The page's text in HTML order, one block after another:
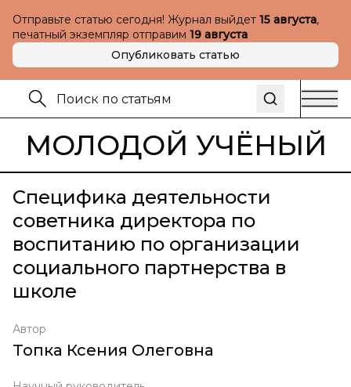
Отправьте статью сегодня! Журнал выйдет 15 августа,
печатный экземпляр отправим 19 августа
Опубликовать статью
МОЛОДОЙ УЧЁНЫЙ
Специфика деятельности
советника директора по
воспитанию по организации
социального партнерства в
школе
Автор
Топка Ксения Олеговна